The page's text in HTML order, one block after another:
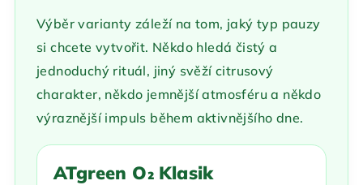
Výběr varianty záleží na tom, jaký typ pauzy
si chcete vytvořit. Někdo hledá čistý a
jednoduchý rituál, jiný svěží citrusový
charakter, někdo jemnější atmosféru a někdo
výraznější impuls během aktivnějšího dne.
ATgreen O₂ Klasik